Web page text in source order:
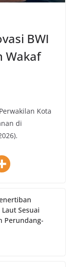
BWI
Wakaf
Kota
di
Sesuai
Perundang-